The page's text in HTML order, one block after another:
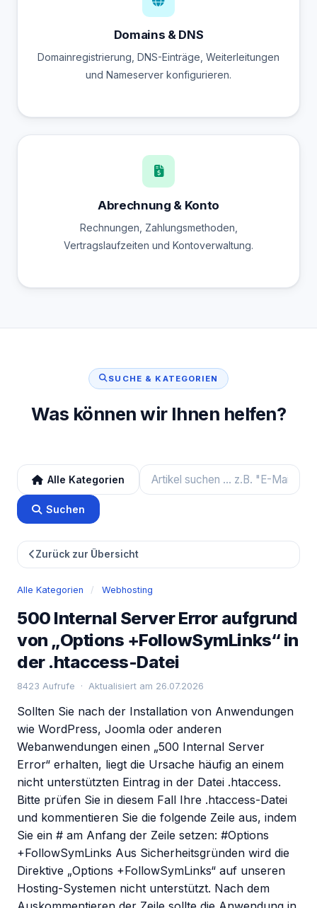
Domains & DNS
Domainregistrierung, DNS-Einträge, Weiterleitungen
und Nameserver konfigurieren.
Abrechnung & Konto
Rechnungen, Zahlungsmethoden,
Vertragslaufzeiten und Kontoverwaltung.
SUCHE & KATEGORIEN
Was können wir Ihnen helfen?
Alle Kategorien
Suchen
Zurück zur Übersicht
Alle Kategorien / Webhosting
500 Internal Server Error aufgrund
von „Options +FollowSymLinks“ in
der .htaccess-Datei
8423 Aufrufe · Aktualisiert am 26.07.2026
Sollten Sie nach der Installation von Anwendungen
wie WordPress, Joomla oder anderen
Webanwendungen einen „500 Internal Server
Error“ erhalten, liegt die Ursache häufig an einem
nicht unterstützten Eintrag in der Datei .htaccess.
Bitte prüfen Sie in diesem Fall Ihre .htaccess-Datei
und kommentieren Sie die folgende Zeile aus, indem
Sie ein # am Anfang der Zeile setzen: #Options
+FollowSymLinks Aus Sicherheitsgründen wird die
Direktive „Options +FollowSymLinks“ auf unseren
Hosting-Systemen nicht unterstützt. Nach dem